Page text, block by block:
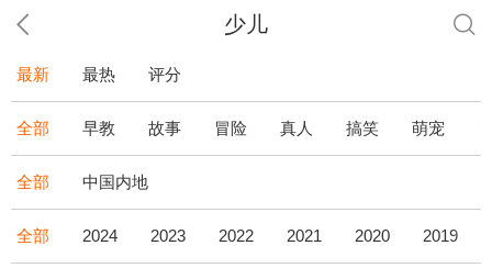
少儿
最新 最热 评分
全部 早教 故事 冒险 真人 搞笑 萌宠
全部 中国内地
全部 2024 2023 2022 2021 2020 2019